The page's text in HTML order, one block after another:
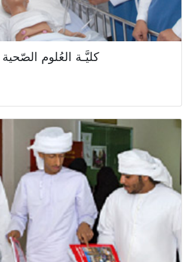
كليَّـة العُلوم الصّحية